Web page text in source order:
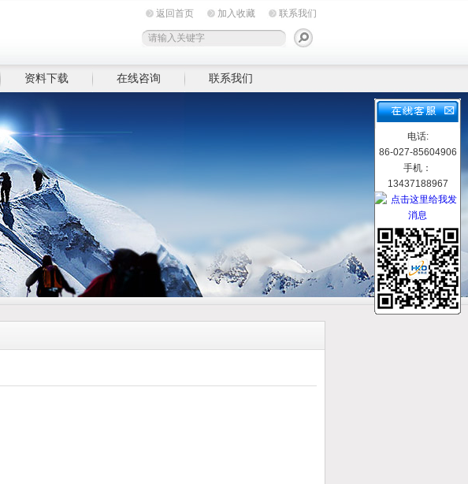
返回首页 加入收藏 联系我们
资料下载 在线咨询 联系我们
电话:
86-027-85604906
手机：
13437188967